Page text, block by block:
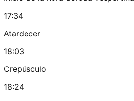
17:34
Atardecer
18:03
Crepúsculo
18:24